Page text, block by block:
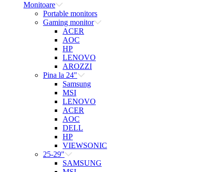
Monitoare
Portable monitors
Gaming monitor
ACER
AOC
HP
LENOVO
AROZZI
Pina la 24"
Samsung
MSI
LENOVO
ACER
AOC
DELL
HP
VIEWSONIC
25-29"
SAMSUNG